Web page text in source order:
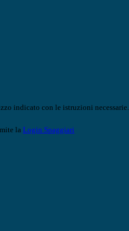
indicato con le istruzioni necessarie.
la Login Spaggiari